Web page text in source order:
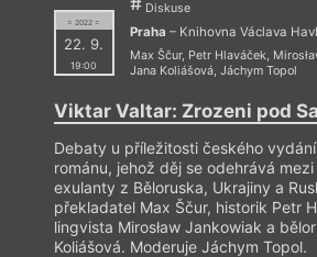
= 2022 =
22. 9.
19:00
Diskuse
Praha – Knihovna Václava
Max Ščur, Petr Hlaváček,
Jana Koliášová,Jáchym Topol
Viktar Valtar: Zrozeni pod
Debaty u příležitosti českého
románu, jehož děj se odehrává
exulanty z Běloruska, Ukrajiny a
překladatel Max Ščur, historik Petr
lingvista Mirosław Jankowiak a
Koliášová. Moderuje Jáchym Topol.